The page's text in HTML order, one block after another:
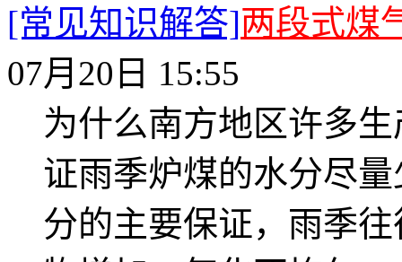
[常见知识解答]两段式煤
07月20日 15:55
为什么南方地区许多
证雨季炉煤的水分尽
分的主要保证，雨季